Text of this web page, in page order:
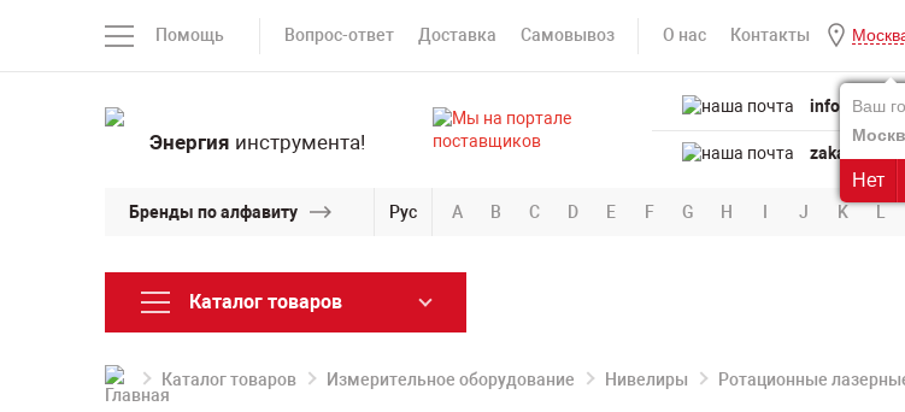
Помощь Вопрос-ответ Доставка Самовывоз О нас Контакты
Ваш
Нет
Энергия инструмента!
Бренды по алфавиту Рус A B C D E F G H I J K L
Каталог товаров
Каталог товаров Измерительное оборудование Нивелиры Ротационные